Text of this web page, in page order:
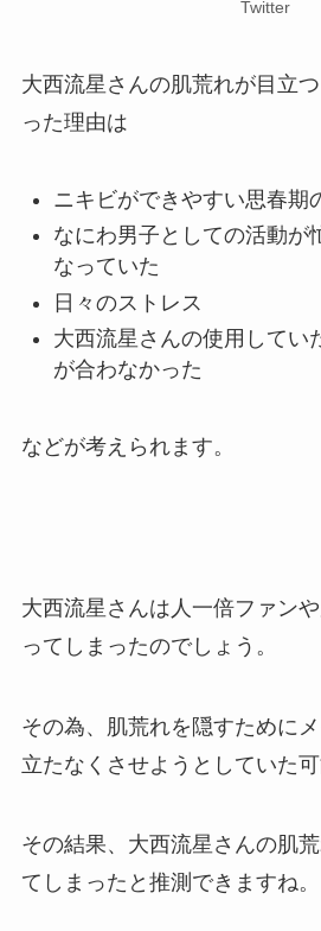
Twitter
大西流星さんの肌荒れが目立
った理由は
ニキビができやすい思春期
なにわ男子としての活動が
なっていた
日々のストレス
大西流星さんの使用してい
が合わなかった
などが考えられます。
大西流星さんは人一倍ファン
ってしまったのでしょう。
その為、肌荒れを隠すために
立たなくさせようとしていた可
その結果、大西流星さんの肌
てしまったと推測できますね。